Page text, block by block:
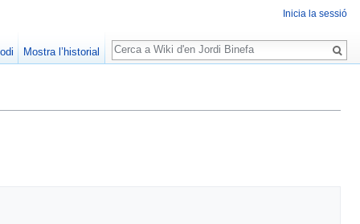
Inicia la sessió
Mostra l’historial
Cerca